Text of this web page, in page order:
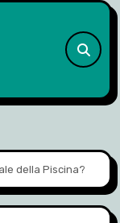
della Piscina?